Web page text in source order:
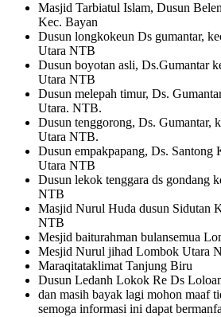
Masjid Tarbiatul Islam, Dusun
Kec. Bayan
Dusun longkokeun Ds gumantar,
Utara NTB
Dusun boyotan asli, Ds.Gumantar
Utara NTB
Dusun melepah timur, Ds.
Utara. NTB.
Dusun tenggorong, Ds. Gumantar,
Utara NTB.
Dusun empakpapang, Ds.
Utara NTB
Dusun lekok tenggara ds gondang
NTB
Masjid Nurul Huda dusun Sidutan
NTB
Mesjid baiturahman bulansemua
Mesjid Nurul jihad Lombok Utara
Maraqitataklimat Tanjung Biru
Dusun Ledanh Lokok Re Ds
dan masih bayak lagi mohon maaf
semoga informasi ini dapat